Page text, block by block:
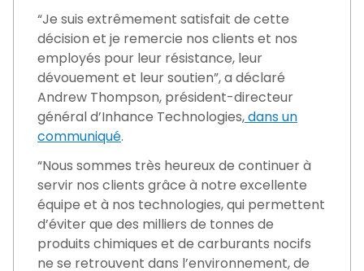
“Je suis extrêmement satisfait de cette
décision et je remercie nos clients et nos
employés pour leur résistance, leur
dévouement et leur soutien”, a déclaré
Andrew Thompson, président-directeur
général d’Inhance Technologies,dans un
communiqué.
“Nous sommes très heureux de continuer à
servir nos clients grâce à notre excellente
équipe et à nos technologies, qui permettent
d’éviter que des milliers de tonnes de
produits chimiques et de carburants nocifs
ne se retrouvent dans l’environnement, de